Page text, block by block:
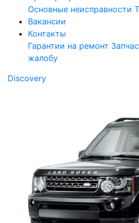
Основные неисправности
Вакансии
Контакты
Гарантии на ремонт
жалобу
Discovery